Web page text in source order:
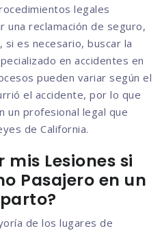
legales
una reclamación de seguro,
es necesario, buscar la
en accidentes en
pueden variar según el
el accidente, por lo que
un profesional legal que
de California.
mis Lesiones si
Pasajero en un
de los lugares de